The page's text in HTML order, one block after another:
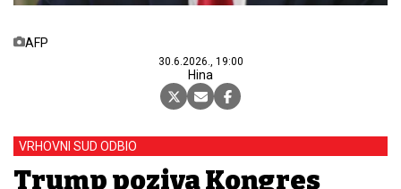
AFP
30.6.2026., 19:00
Hina
VRHOVNI SUD ODBIO
Trump poziva Kongres